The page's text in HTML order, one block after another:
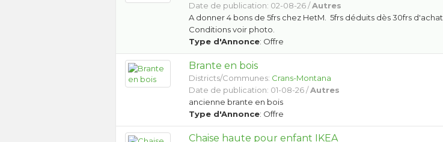
Date de publication: 02-08-26 /Autres
A donner 4 bons de 5frs chez HetM. 5frs déduits dès 30frs d'achat.
Conditions voir photo.
Type d'Annonce: Offre
Brante en bois
Districts/Communes: Crans-Montana
Date de publication: 01-08-26 /Autres
ancienne brante en bois
Type d'Annonce: Offre
Chaise haute pour enfant IKEA